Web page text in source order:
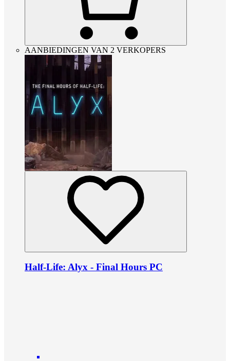
AANBIEDINGEN VAN 2 VERKOPERS
Half-Life: Alyx - Final Hours PC